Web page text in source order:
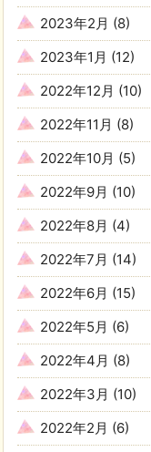
2023年2月 (8)
2023年1月 (12)
2022年12月 (10)
2022年11月 (8)
2022年10月 (5)
2022年9月 (10)
2022年8月 (4)
2022年7月 (14)
2022年6月 (15)
2022年5月 (6)
2022年4月 (8)
2022年3月 (10)
2022年2月 (6)